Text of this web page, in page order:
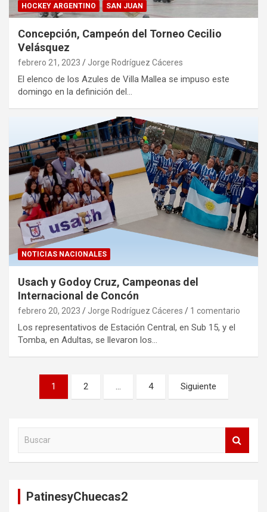
HOCKEY ARGENTINO SAN JUAN
Concepción, Campeón del Torneo Cecilio
Velásquez
febrero 21, 2023 Jorge Rodríguez Cáceres
El elenco de los Azules de Villa Mallea se impuso este
domingo en la definición del…
NOTICIAS NACIONALES
Usach y Godoy Cruz, Campeonas del
Internacional de Concón
febrero 20, 2023 Jorge Rodríguez Cáceres 1 comentario
Los representativos de Estación Central, en Sub 15, y el
Tomba, en Adultas, se llevaron los…
Paginación
1 2 … 4 Siguiente
PatinesyChuecas2